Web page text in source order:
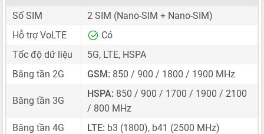
Số SIM
2 SIM (Nano-SIM + Nano-SIM)
Hỗ trợ VoLTE
Có
Tốc độ dữ liệu
5G, LTE, HSPA
Băng tần 2G
GSM: 850 / 900 / 1800 / 1900 MHz
Băng tần 3G
HSPA: 850 / 900 / 1700 / 1900 / 2100
/ 800 MHz
Băng tần 4G
LTE: b3 (1800), b41 (2500 MHz)